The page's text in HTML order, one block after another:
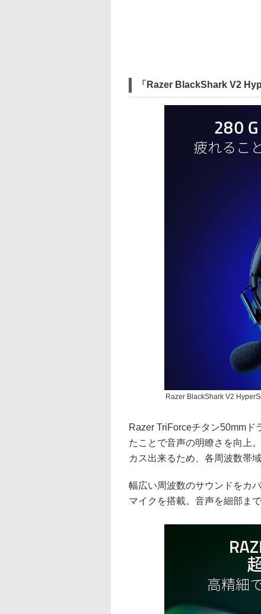
「Razer BlackShark V2
Razer BlackShark V2
Razer TriForceチタン50mmド
たことで音声の明瞭さを向上
カス出来るため、各周波数帯
幅広い周波数のサウンドをカ
マイクを搭載。音声を細部ま